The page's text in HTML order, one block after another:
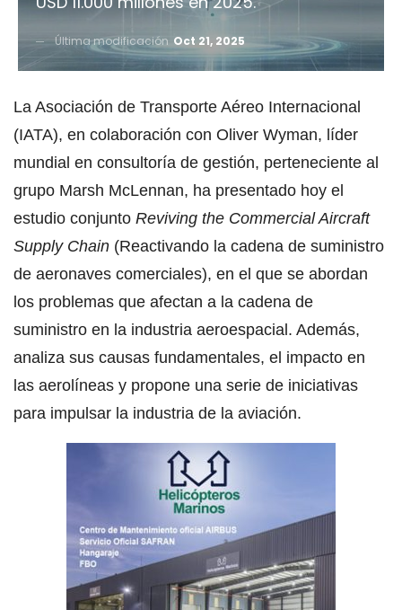
Última modificación Oct 21, 2025
La Asociación de Transporte Aéreo Internacional
(IATA), en colaboración con Oliver Wyman, líder
mundial en consultoría de gestión, perteneciente al
grupo Marsh McLennan, ha presentado hoy el
estudio conjunto Reviving the Commercial Aircraft
Supply Chain (Reactivando la cadena de suministro
de aeronaves comerciales), en el que se abordan
los problemas que afectan a la cadena de
suministro en la industria aeroespacial. Además,
analiza sus causas fundamentales, el impacto en
las aerolíneas y propone una serie de iniciativas
para impulsar la industria de la aviación.